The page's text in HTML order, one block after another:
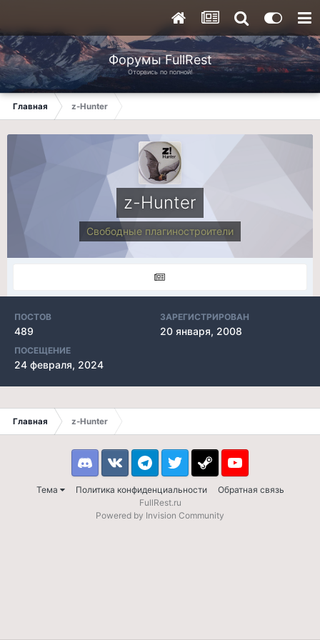
Форумы FullRest
Оторвись по полной!
Главная z-Hunter
z-Hunter
Свободные плагиностроители
ПОСТОВ
489
ЗАРЕГИСТРИРОВАН
20 января, 2008
ПОСЕЩЕНИЕ
24 февраля, 2024
Главная z-Hunter
Тема Политика конфиденциальности Обратная связь
DiscordVK TelegramTwitter Steam Youtube
FullRest.ru
Powered by Invision Community